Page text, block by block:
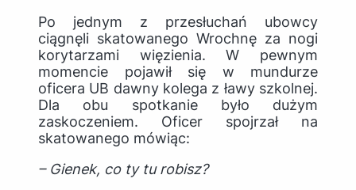
Po jednym z przesłuchań ubowcy
ciągnęli skatowanego Wrochnę za nogi
korytarzami więzienia. W pewnym
momencie pojawił się w mundurze
oficera UB dawny kolega z ławy szkolnej.
Dla obu spotkanie było dużym
zaskoczeniem. Oficer spojrzał na
skatowanego mówiąc:
– Gienek, co ty tu robisz?